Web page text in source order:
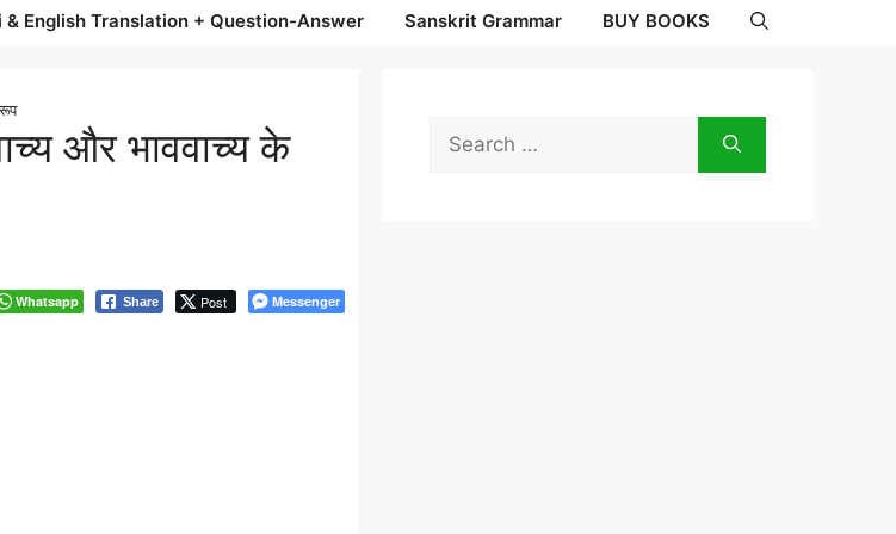
& English Translation + Question-Answer Sanskrit Grammar BUY BOOKS
और भाववाच्य के
Whatsapp Share Post Messenger
Search
for: